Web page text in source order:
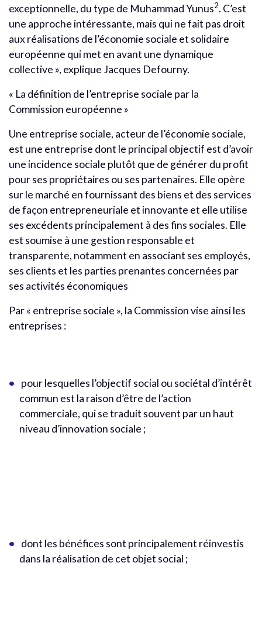
exceptionnelle, du type de Muhammad Yunus2. C’est
une approche intéressante, mais qui ne fait pas droit
aux réalisations de l’économie sociale et solidaire
européenne qui met en avant une dynamique
collective », explique Jacques Defourny.
« La définition de l’entreprise sociale par la
Commission européenne »
Une entreprise sociale, acteur de l’économie sociale,
est une entreprise dont le principal objectif est d’avoir
une incidence sociale plutôt que de générer du profit
pour ses propriétaires ou ses partenaires. Elle opère
sur le marché en fournissant des biens et des services
de façon entrepreneuriale et innovante et elle utilise
ses excédents principalement à des fins sociales. Elle
est soumise à une gestion responsable et
transparente, notamment en associant ses employés,
ses clients et les parties prenantes concernées par
ses activités économiques
Par « entreprise sociale », la Commission vise ainsi les
entreprises :
pour lesquelles l’objectif social ou sociétal d’intérêt
commun est la raison d’être de l’action
commerciale, qui se traduit souvent par un haut
niveau d’innovation sociale ;
dont les bénéfices sont principalement réinvestis
dans la réalisation de cet objet social ;